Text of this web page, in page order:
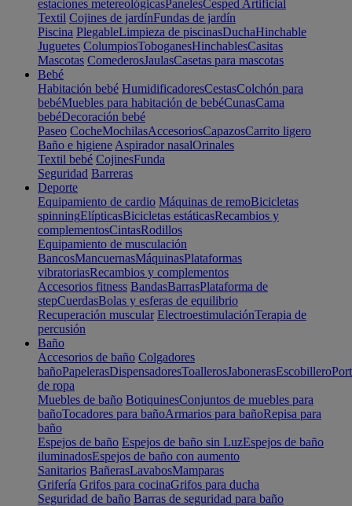
estaciones metereológicasPanelesCesped Artificial
Textil Cojines de jardínFundas de jardín
Piscina PlegableLimpieza de piscinasDuchaHinchable
Juguetes ColumpiosToboganesHinchablesCasitas
Mascotas ComederosJaulasCasetas para mascotas
Bebé
Habitación bebé HumidificadoresCestasColchón para
bebéMuebles para habitación de bebéCunasCama
bebéDecoración bebé
Paseo CocheMochilasAccesoriosCapazosCarrito ligero
Baño e higiene Aspirador nasalOrinales
Textil bebé CojinesFunda
Seguridad Barreras
Deporte
Equipamiento de cardio Máquinas de remoBicicletas
spinningElípticasBicicletas estáticasRecambios y
complementosCintasRodillos
Equipamiento de musculación
BancosMancuernasMáquinasPlataformas
vibratoriasRecambios y complementos
Accesorios fitness BandasBarrasPlataforma de
stepCuerdasBolas y esferas de equilibrio
Recuperación muscular ElectroestimulaciónTerapia de
percusión
Baño
Accesorios de baño Colgadores
bañoPapelerasDispensadoresToallerosJabonerasEscobillero
de ropa
Muebles de baño BotiquinesConjuntos de muebles para
bañoTocadores para bañoArmarios para bañoRepisa para
baño
Espejos de baño Espejos de baño sin LuzEspejos de baño
iluminadosEspejos de baño con aumento
Sanitarios BañerasLavabosMamparas
Grifería Grifos para cocinaGrifos para ducha
Seguridad de baño Barras de seguridad para baño